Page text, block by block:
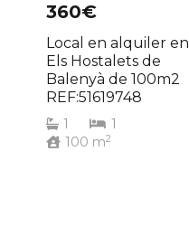
360€
Local en alquiler en
Els Hostalets de
Balenyà de 100m2
REF:51619748
1
1
100 m2